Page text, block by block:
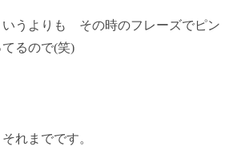
いうよりも その時のフレーズでピン
てるので(笑)
れまでです。